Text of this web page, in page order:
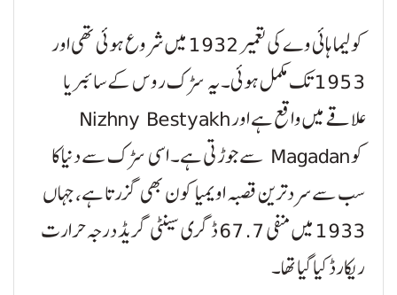
کولیما ہائی وے کی تعمیر 1932 میں شروع ہوئی تھی اور
1953 تک مکمل ہوئی۔ یہ سڑک روس کے سائبریا
علاقے میں واقع ہے اور Nizhny Bestyakh
کو Magadan سے جوڑتی ہے۔ اسی سڑک سے دنیا کا
سب سے سرد ترین قصبہ اویمیا کون بھی گزرتا ہے، جہاں
1933 میں منفی 67.7 ڈگری سینٹی گریڈ درجہ حرارت
ریکارڈ کیا گیا تھا۔